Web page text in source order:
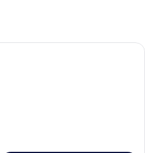
Hotelkamer met twee bedden, een